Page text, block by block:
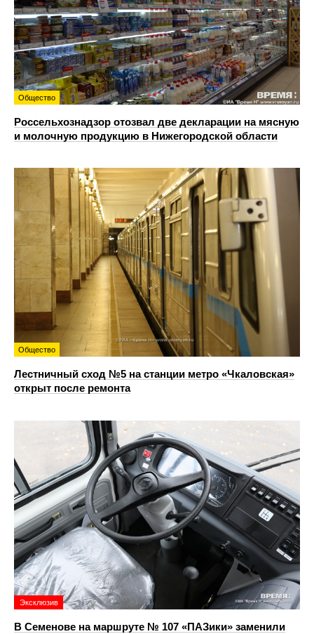
Общество
Россельхознадзор отозвал две декларации на мясную
и молочную продукцию в Нижегородской области
Общество
Лестничный сход №5 на станции метро «Чкаловская»
открыт после ремонта
Эксклюзив
В Семенове на маршруте № 107 «ПАЗики» заменили